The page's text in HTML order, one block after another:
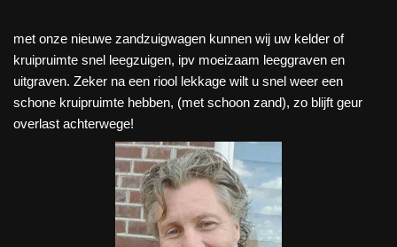
met onze nieuwe zandzuigwagen kunnen wij uw kelder of
kruipruimte snel leegzuigen, ipv moeizaam leeggraven en
uitgraven. Zeker na een riool lekkage wilt u snel weer een
schone kruipruimte hebben, (met schoon zand), zo blijft geur
overlast achterwege!